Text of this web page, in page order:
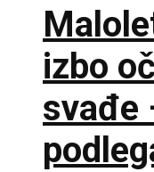
izbo
svađe